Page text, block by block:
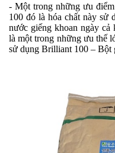
- Một trong những ưu
100 đó là hóa chất này sử
nước giếng khoan ngày
là một trong những ưu thế
sử dụng Brilliant 100 – Bột